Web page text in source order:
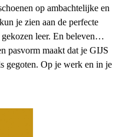
op ambachtelijke en
je zien aan de perfecte
leer. En beleven…
pasvorm maakt dat je GIJS
gegoten. Op je werk en in je